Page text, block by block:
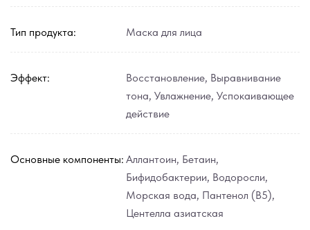
Тип продукта: Маска для лица
Эффект: Восстановление, Выравнивание
тона,Увлажнение,Успокаивающее
действие
Основные компоненты: Аллантоин, Бетаин,
Бифидобактерии, Водоросли,
Морская вода, Пантенол (В5),
Центелла азиатская